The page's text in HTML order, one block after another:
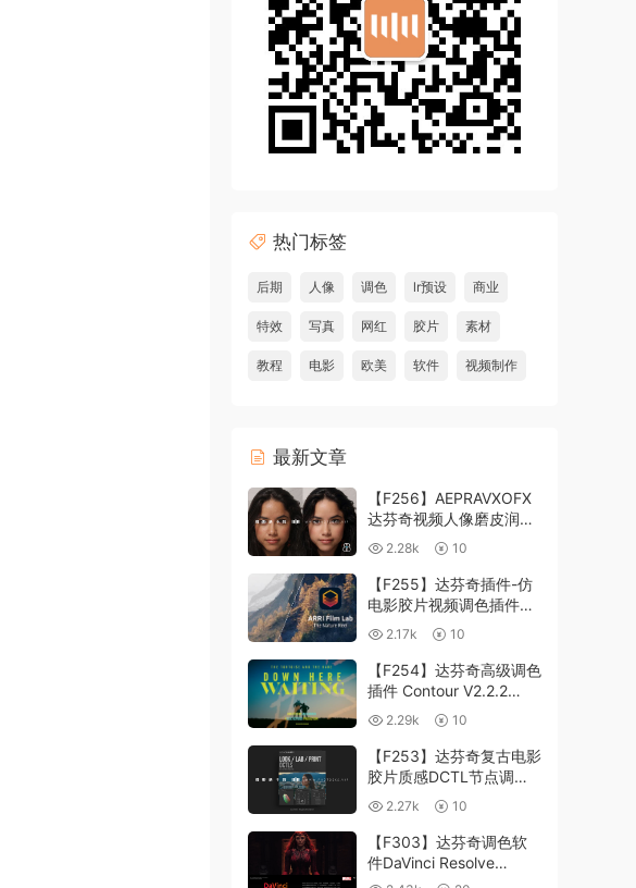
热门标签
后期 人像 调色 lr预设 商业
特效 写真 网红 胶片 素材
教程 电影 欧美 软件 视频制作
最新文章
【F256】AEPRAVXOFX
达芬奇视频人像磨皮润肤
美颜插件 Beauty Box
V6.0.3 Win
2.28k 10
【F255】达芬奇插件-仿
电影胶片视频调色插件
ARRI Film Lab 1.0.10 Win
2.17k 10
【F254】达芬奇高级调色
插件 Contour V2.2.2
WinMac 含使用教程
2.29k 10
【F253】达芬奇复古电影
胶片质感DCTL节点调色
预设 MonoNodes LOOK
LAB PRINT V4.0
2.27k 10
【F303】达芬奇调色软
件DaVinci Resolve
Studio21.0.3 中文版